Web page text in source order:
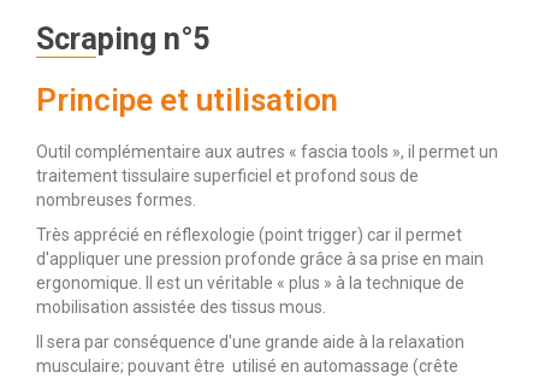
Scraping n°5
Principe et utilisation
Outil complémentaire aux autres « fascia tools », il permet un
traitement tissulaire superficiel et profond sous de
nombreuses formes.
Très apprécié en réflexologie (point trigger) car il permet
d'appliquer une pression profonde grâce à sa prise en main
ergonomique. Il est un véritable « plus » à la technique de
mobilisation assistée des tissus mous.
Il sera par conséquence d'une grande aide à la relaxation
musculaire; pouvant être utilisé en automassage (crête